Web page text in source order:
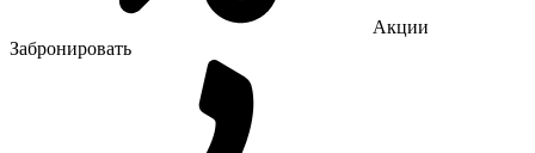
Акции
Забронировать